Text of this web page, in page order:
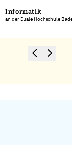
Informatik
an der Duale Hochschule